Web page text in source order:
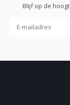
Blijf op de